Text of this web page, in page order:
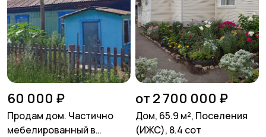
60 000 ₽
Продам дом. Частично
мебелированный в
от 2 700 000 ₽
Дом, 65.9 м², Поселения
(ИЖС), 8.4 сот